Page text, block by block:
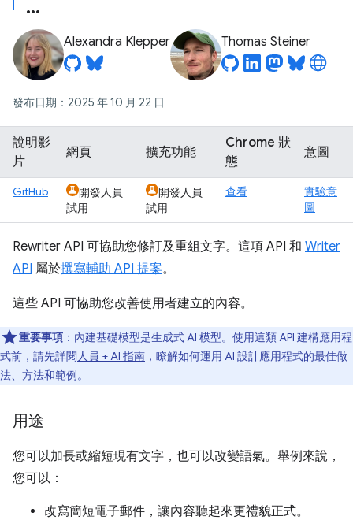
Alexandra Klepper Thomas Steiner
發布日期：2025 年 10 月 22 日
說明影
片
網頁 擴充功能
Chrome 狀
態
意圖
GitHub
開發人員
試用
開發人員
試用
查看
實驗意
圖
Rewriter API 可協助您修訂及重組文字。這項 API 和 Writer
API 屬於撰寫輔助 API 提案。
這些 API 可協助您改善使用者建立的內容。
重要事項 ：內建基礎模型是生成式 AI 模型。使用這類 API 建構應用程
式前，請先詳閱人員 + AI 指南 ，瞭解如何運用 AI 設計應用程式的最佳做
法、方法和範例。
用途
您可以加長或縮短現有文字，也可以改變語氣。舉例來說，
您可以：
改寫簡短電子郵件，讓內容聽起來更禮貌正式。